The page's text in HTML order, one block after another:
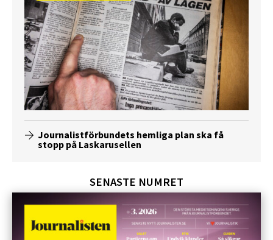
Journalistförbundets hemliga plan ska få
stopp på Laskarusellen
SENASTE NUMRET